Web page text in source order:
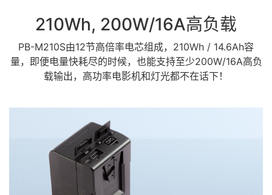
210Wh, 200W/16A高负载
PB-M210S由12节高倍率电芯组成，210Wh / 14.6Ah容
量，即便电量快耗尽的时候，也能支持至少200W/16A高负
载输出，高功率电影机和灯光都不在话下！